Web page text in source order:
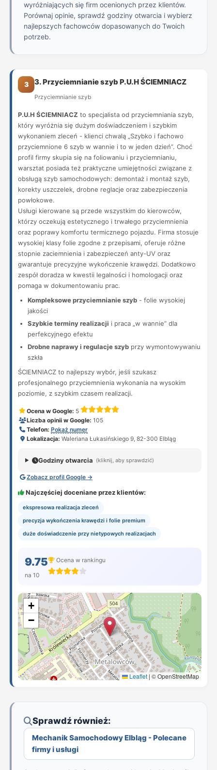
wyróżniających się firm ocenionych przez klientów.
Porównaj opinie, sprawdź godziny otwarcia i wybierz
najlepszych fachowców dopasowanych do Twoich
potrzeb.
3 3. Przyciemnianie szyb P.U.H ŚCIEMNIACZ
Przyciemnianie szyb
P.U.H ŚCIEMNIACZ to specjalista od przyciemniania szyb,
który wyróżnia się dużym doświadczeniem i szybkim
wykonaniem zleceń - klienci chwalą „Szybko i fachowo
przyciemnione 6 szyb w wannie i to w jeden dzień”. Choć
profil firmy skupia się na foliowaniu i przyciemnianiu,
warsztat posiada też praktyczne umiejętności związane z
obsługą szyb samochodowych: demontaż i montaż szyb,
korekty uszczelek, drobne reglacje oraz zabezpieczenia
powłokowe.
Usługi kierowane są przede wszystkim do kierowców,
którzy oczekują estetycznego i trwałego przyciemnienia
oraz poprawy komfortu termicznego pojazdu. Firma stosuje
wysokiej klasy folie zgodne z przepisami, oferuje różne
stopnie zaciemnienia i zabezpieczeń anty-UV oraz
gwarantuje precyzyjne wykończenie krawędzi. Dodatkowo
zespół doradza w kwestii legalności i homologacji oraz
pomaga w dokumentowaniu prac.
Kompleksowe przyciemnianie szyb - folie wysokiej
jakości
Szybkie terminy realizacji i praca „w wannie” dla
perfekcyjnego efektu
Drobne naprawy i regulacje szyb przy wymontowywaniu
szkła
ŚCIEMNIACZ to najlepszy wybór, jeśli szukasz
profesjonalnego przyciemnienia wykonania na wysokim
poziomie, z szybkim czasem realizacji.
Ocena w Google: 5
Liczba opinii w Google: 105
Telefon: Pokaż numer
Lokalizacja: Waleriana Łukasińskiego 9, 82-300 Elbląg
Godziny otwarcia (kliknij, aby sprawdzić)
Zobacz profil Google →
Najczęściej doceniane przez klientów:
ekspresowa realizacja zleceń
precyzja wykończenia krawędzi i folie premium
duże doświadczenie przy nietypowych realizacjach
9.75
na 10
Ocena w rankingu
+
−
Leaflet | © OpenStreetMap
Sprawdź również:
Mechanik Samochodowy Elbląg - Polecane
firmy i usługi